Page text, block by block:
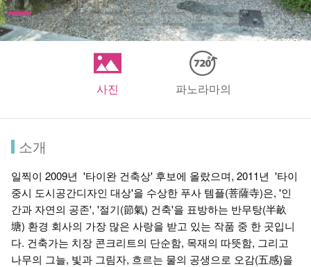
사진 파노라마의
소개
일찍이 2009년 '타이완 건축상' 후보에 올랐으며, 2011년 '타이
중시 도시공간디자인 대상'을 수상한 푸사 템플(菩薩寺)은, '인
간과 자연의 공존', '절기(節氣) 건축'을 표방하는 반무탕(半畝
塘) 환경 회사의 가장 많은 사랑을 받고 있는 작품 중 한 곳입니
다. 건축가는 치장 콘크리트의 단순함, 목재의 따뜻함, 그리고
나무의 그늘, 빛과 그림자, 흐르는 물의 공생으로 오감(五感)을